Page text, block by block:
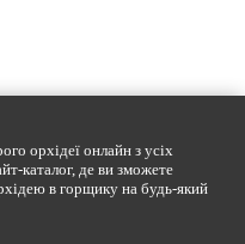
орхідеї онлайн з усіх
каталог, де ви зможете
в горщику на будь-який